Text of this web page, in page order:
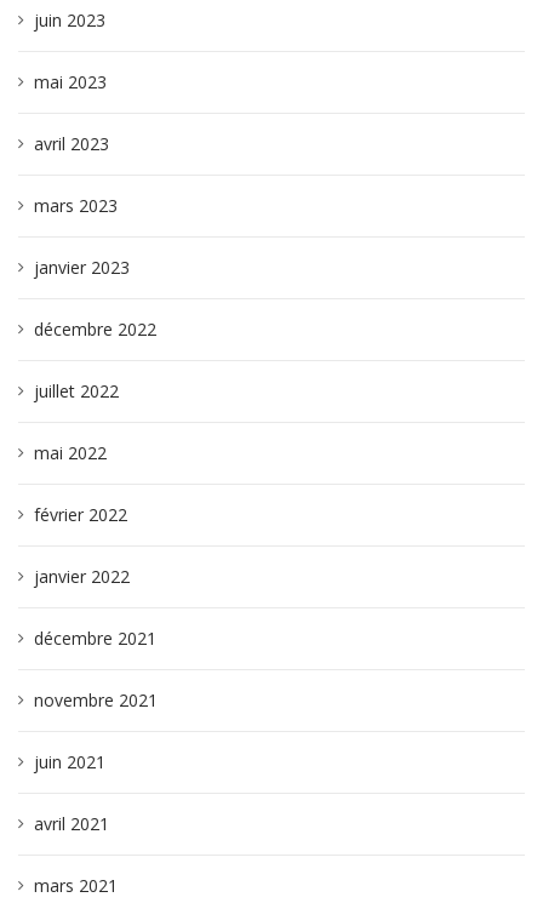
juin 2023
mai 2023
avril 2023
mars 2023
janvier 2023
décembre 2022
juillet 2022
mai 2022
février 2022
janvier 2022
décembre 2021
novembre 2021
juin 2021
avril 2021
mars 2021